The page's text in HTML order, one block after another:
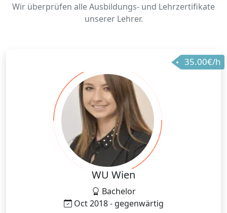
Wir überprüfen alle Ausbildungs- und Lehrzertifikate
unserer Lehrer.
35.00€/h
WU Wien
Bachelor
Oct 2018 - gegenwärtig